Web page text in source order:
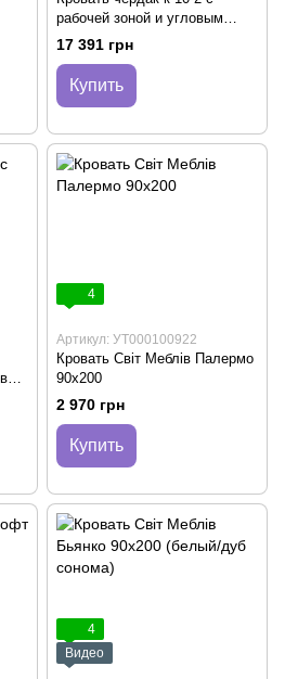
рабочей зоной и угловым
шкафом
17 391 грн
Купить
4
Артикул: УТ000100922
Кровать Світ Меблів Палермо
90х200
2 970 грн
Купить
4
Видео